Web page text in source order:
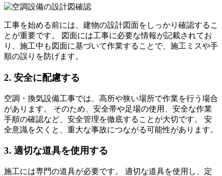
工事を始める前には、建物の設計図面をしっかり確認するこ
とが重要です。 図面には工事に必要な情報が記載されてお
り、施工中も図面に基づいて作業することで、施工ミスや手
順の誤りを防げます。
2. 安全に配慮する
空調・換気設備工事では、高所や狭い場所で作業を行う場合
があります。 そのため、安全帯や足場の使用、安全な作業
手順の確認など、安全管理を徹底することが大切です。 安
全意識を欠くと、重大な事故につながる可能性があります。
3. 適切な道具を使用する
施工には専門の道具が必要です。 適切な道具を使用し、定